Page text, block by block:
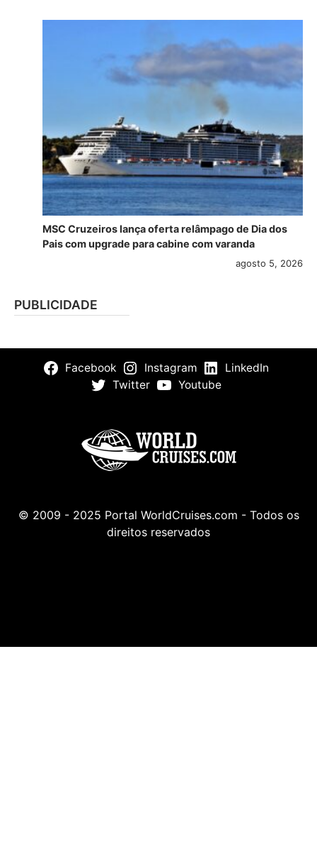
MSC Cruzeiros lança oferta relâmpago de Dia dos
Pais com upgrade para cabine com varanda
agosto 5, 2026
PUBLICIDADE
Facebook Instagram
LinkedIn
Twitter
Youtube
© 2009 - 2025 Portal WorldCruises.com - Todos os
direitos reservados